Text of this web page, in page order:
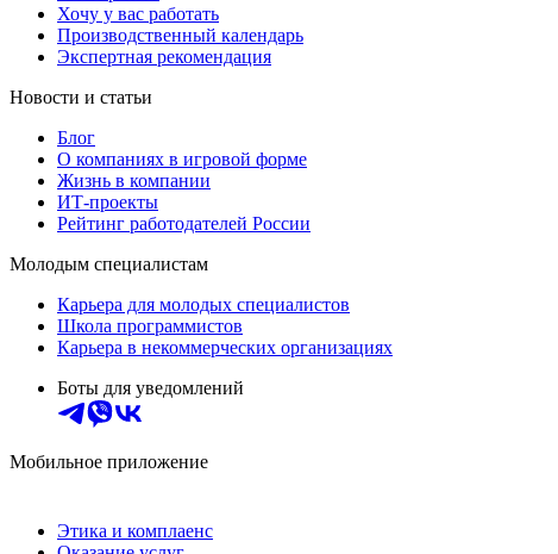
Хочу у вас работать
Производственный календарь
Экспертная рекомендация
Новости и статьи
Блог
О компаниях в игровой форме
Жизнь в компании
ИТ-проекты
Рейтинг работодателей России
Молодым специалистам
Карьера для молодых специалистов
Школа программистов
Карьера в некоммерческих организациях
Боты для уведомлений
Мобильное приложение
Этика и комплаенс